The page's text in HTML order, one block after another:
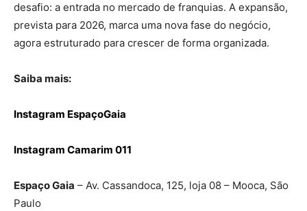
desafio: a entrada no mercado de franquias. A expansão,
prevista para 2026, marca uma nova fase do negócio,
agora estruturado para crescer de forma organizada.
Saiba mais:
Instagram EspaçoGaia
Instagram Camarim 011
Espaço Gaia – Av. Cassandoca, 125, loja 08 – Mooca, São
Paulo